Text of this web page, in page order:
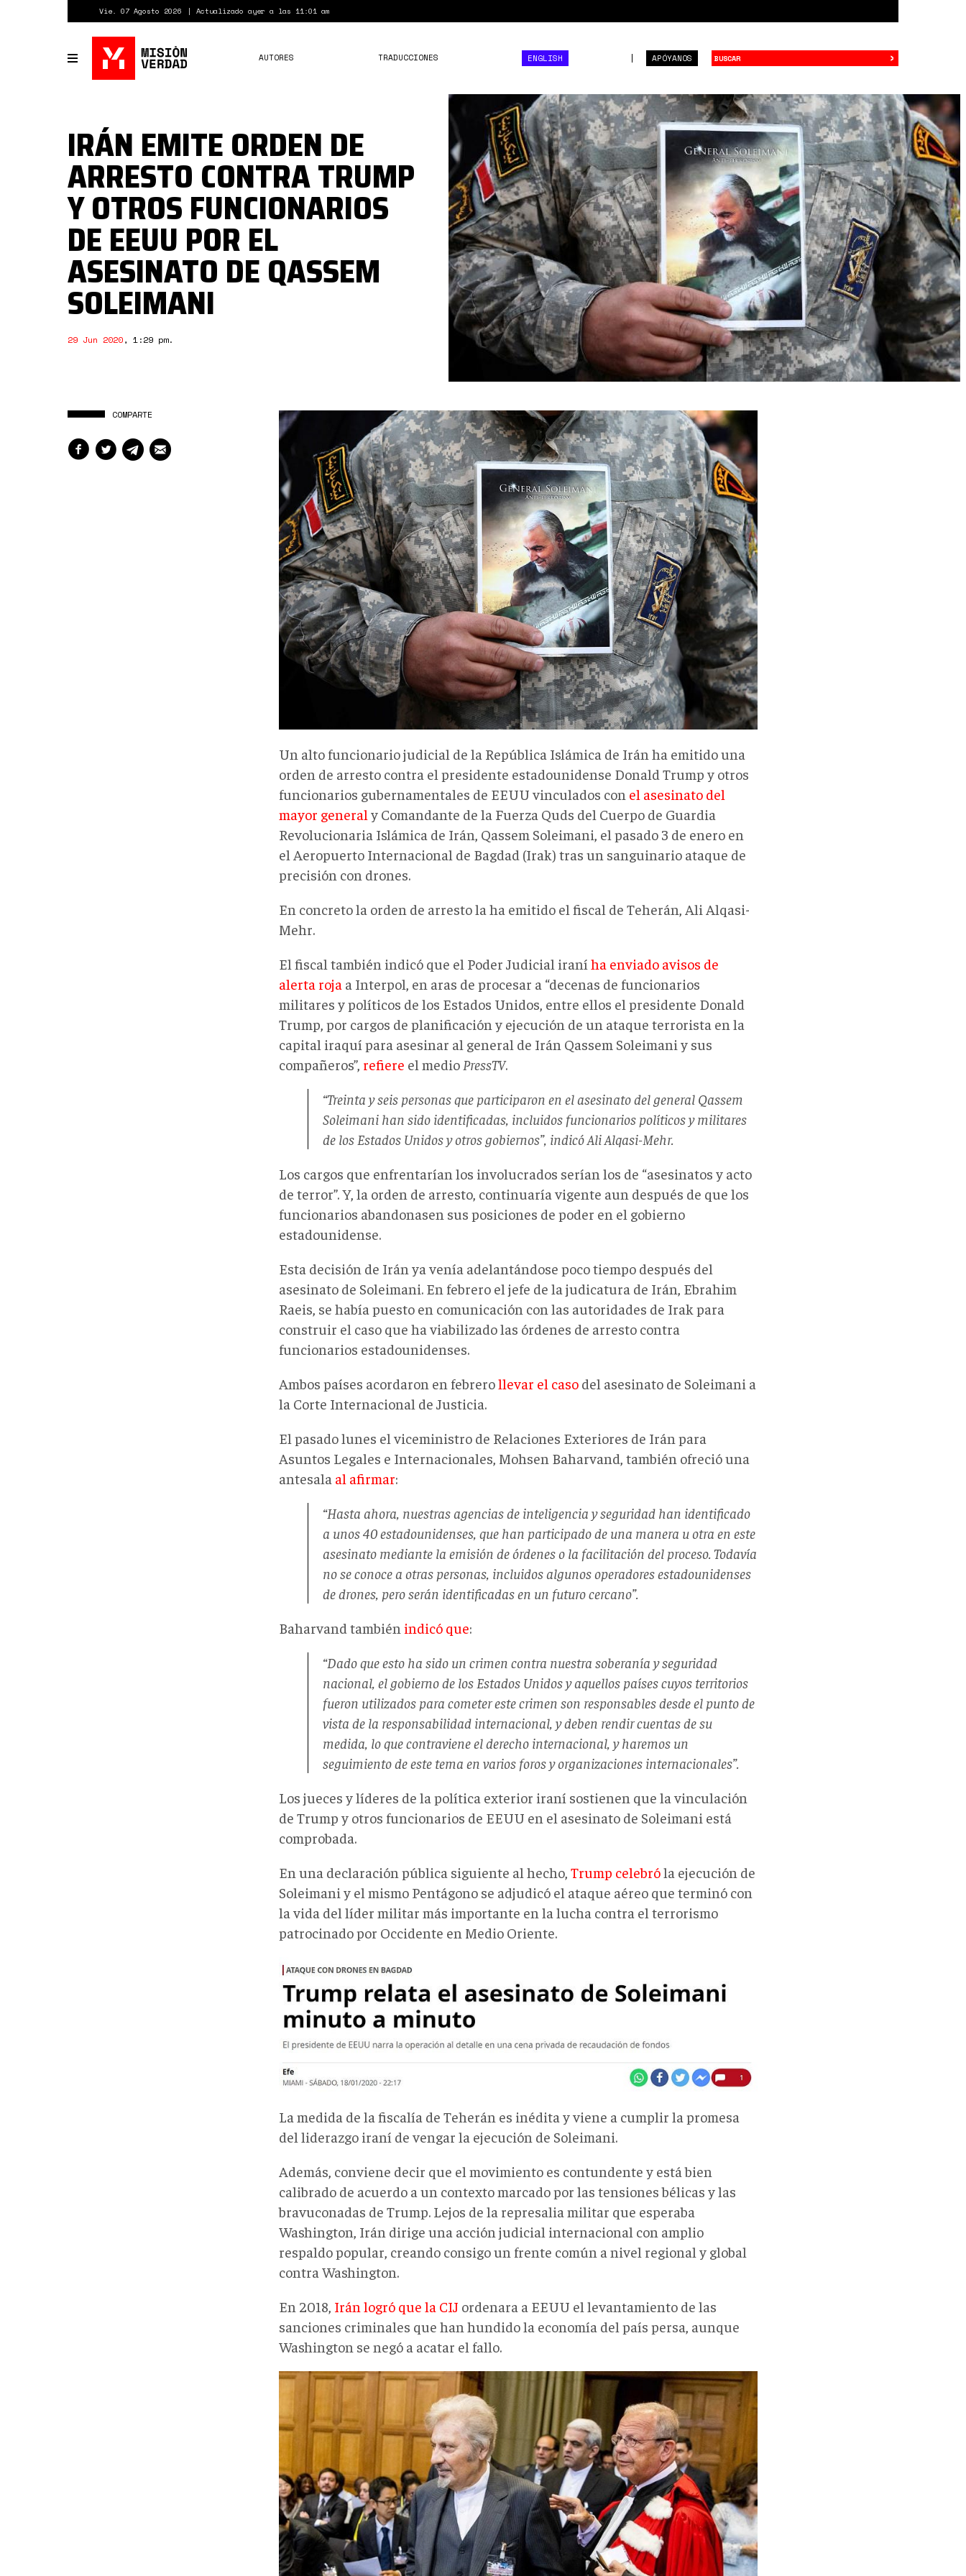
Vie. 07 Agosto 2026 Actualizado ayer a las 11:01 am
Toggle
navigation
APÓYANOS
AUTORES TRADUCCIONES ENGLISH ›
1*7n4DtgQbzZUlnH09WOnYPw.jpeg
IRÁN EMITE ORDEN DE
ARRESTO CONTRA TRUMP
Y OTROS FUNCIONARIOS
DE EEUU POR EL
ASESINATO DE QASSEM
SOLEIMANI
29 Jun 2020, 1:29 pm.
COMPARTE
Un alto funcionario judicial de la República Islámica de Irán ha emitido una
orden de arresto contra el presidente estadounidense Donald Trump y otros
funcionarios gubernamentales de EEUU vinculados con el asesinato del
mayor general y Comandante de la Fuerza Quds del Cuerpo de Guardia
Revolucionaria Islámica de Irán, Qassem Soleimani, el pasado 3 de enero en
el Aeropuerto Internacional de Bagdad (Irak) tras un sanguinario ataque de
precisión con drones.
En concreto la orden de arresto la ha emitido el fiscal de Teherán, Ali Alqasi-
Mehr.
El fiscal también indicó que el Poder Judicial iraní ha enviado avisos de
alerta roja a Interpol, en aras de procesar a “decenas de funcionarios
militares y políticos de los Estados Unidos, entre ellos el presidente Donald
Trump, por cargos de planificación y ejecución de un ataque terrorista en la
capital iraquí para asesinar al general de Irán Qassem Soleimani y sus
compañeros”, refiere el medio PressTV.
“Treinta y seis personas que participaron en el asesinato del general Qassem
Soleimani han sido identificadas, incluidos funcionarios políticos y militares
de los Estados Unidos y otros gobiernos”, indicó Ali Alqasi-Mehr.
Los cargos que enfrentarían los involucrados serían los de “asesinatos y acto
de terror”. Y, la orden de arresto, continuaría vigente aun después de que los
funcionarios abandonasen sus posiciones de poder en el gobierno
estadounidense.
Esta decisión de Irán ya venía adelantándose poco tiempo después del
asesinato de Soleimani. En febrero el jefe de la judicatura de Irán, Ebrahim
Raeis, se había puesto en comunicación con las autoridades de Irak para
construir el caso que ha viabilizado las órdenes de arresto contra
funcionarios estadounidenses.
Ambos países acordaron en febrerollevar el caso del asesinato de Soleimani a
la Corte Internacional de Justicia.
El pasado lunes el viceministro de Relaciones Exteriores de Irán para
Asuntos Legales e Internacionales, Mohsen Baharvand, también ofreció una
antesala al afirmar:
“Hasta ahora, nuestras agencias de inteligencia y seguridad han identificado
a unos 40 estadounidenses, que han participado de una manera u otra en este
asesinato mediante la emisión de órdenes o la facilitación del proceso. Todavía
no se conoce a otras personas, incluidos algunos operadores estadounidenses
de drones, pero serán identificadas en un futuro cercano”.
Baharvand también indicó que:
“Dado que esto ha sido un crimen contra nuestra soberanía y seguridad
nacional, el gobierno de los Estados Unidos y aquellos países cuyos territorios
fueron utilizados para cometer este crimen son responsables desde el punto de
vista de la responsabilidad internacional, y deben rendir cuentas de su
medida, lo que contraviene el derecho internacional, y haremos un
seguimiento de este tema en varios foros y organizaciones internacionales”.
Los jueces y líderes de la política exterior iraní sostienen que la vinculación
de Trump y otros funcionarios de EEUU en el asesinato de Soleimani está
comprobada.
En una declaración pública siguiente al hecho, Trump celebróla ejecución de
Soleimani y el mismo Pentágono se adjudicó el ataque aéreo que terminó con
la vida del líder militar más importante en la lucha contra el terrorismo
patrocinado por Occidente en Medio Oriente.
La medida de la fiscalía de Teherán es inédita y viene a cumplir la promesa
del liderazgo iraní de vengar la ejecución de Soleimani.
Además, conviene decir que el movimiento es contundente y está bien
calibrado de acuerdo a un contexto marcado por las tensiones bélicas y las
bravuconadas de Trump. Lejos de la represalia militar que esperaba
Washington, Irán dirige una acción judicial internacional con amplio
respaldo popular, creando consigo un frente común a nivel regional y global
contra Washington.
En 2018, Irán logró que la CIJ ordenara a EEUU el levantamiento de las
sanciones criminales que han hundido la economía del país persa, aunque
Washington se negó a acatar el fallo.